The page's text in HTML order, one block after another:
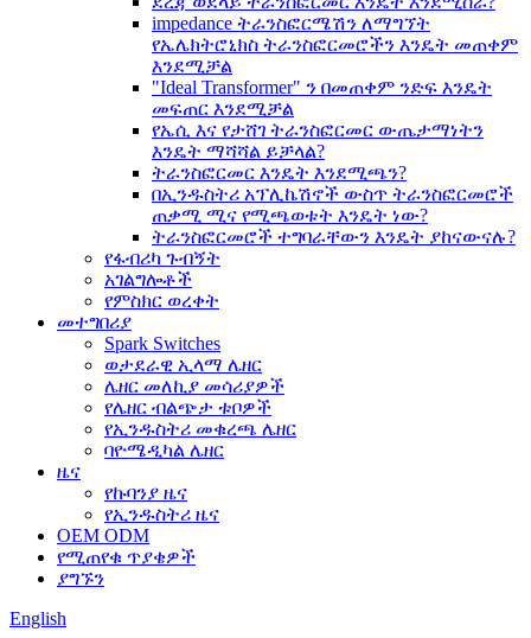
impedance ትራንስፎርሜሽን ለማግኘት
የኤሌክትሮኒክስ ትራንስፎርመሮችን እንዴት መጠቀም
እንደሚቻል
"Ideal Transformer" ን በመጠቀም ንድፍ እንዴት
መፍጠር እንደሚቻል
የኤሲ እና የታሸገ ትራንስፎርመር ውጤታማነትን
እንዴት ማሻሻል ይቻላል?
ትራንስፎርመር እንዴት እንደሚጫን?
በኢንዱስትሪ አፕሊኬሽኖች ውስጥ ትራንስፎርመሮች
ጠቃሚ ሚና የሚጫወቱት እንዴት ነው?
ትራንስፎርመሮች ተግባራቸውን እንዴት ያከናውናሉ?
የፋብሪካ ጉብኝት
አገልግሎቶች
የምስክር ወረቀት
መተግበሪያ
Spark Switches
ወታደራዊ ኢላማ ሌዘር
ሌዘር መለኪያ መሳሪያዎች
የሌዘር ብልጭታ ቱቦዎች
የኢንዱስትሪ መቁረጫ ሌዘር
ባዮሜዲካል ሌዘር
ዜና
የኩባንያ ዜና
የኢንዱስትሪ ዜና
OEM ODM
የሚጠየቁ ጥያቄዎች
ያግኙን
English